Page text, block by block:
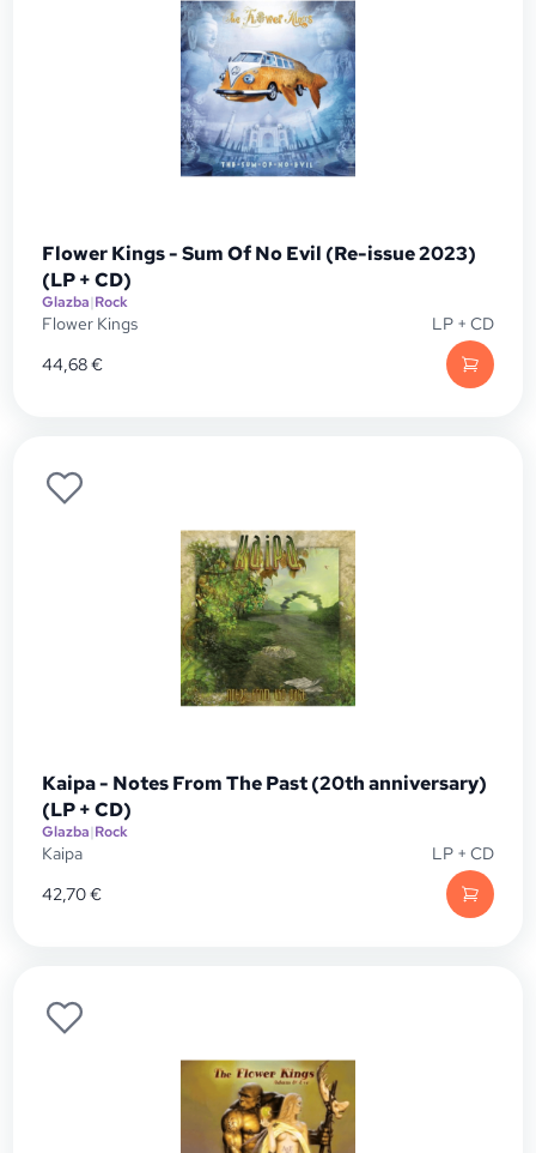
Flower Kings - Sum Of No Evil (Re-issue 2023)
(LP + CD)
Glazba|Rock
Flower Kings
LP + CD
44,68€
Kaipa - Notes From The Past (20th anniversary)
(LP + CD)
Glazba|Rock
Kaipa
LP + CD
42,70€